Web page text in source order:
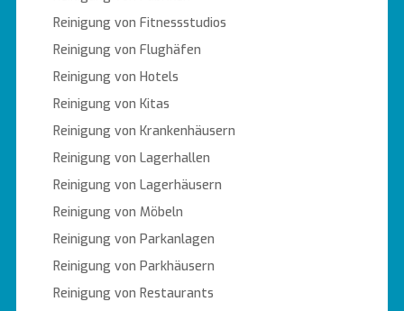
Reinigung von Fitnessstudios
Reinigung von Flughäfen
Reinigung von Hotels
Reinigung von Kitas
Reinigung von Krankenhäusern
Reinigung von Lagerhallen
Reinigung von Lagerhäusern
Reinigung von Möbeln
Reinigung von Parkanlagen
Reinigung von Parkhäusern
Reinigung von Restaurants